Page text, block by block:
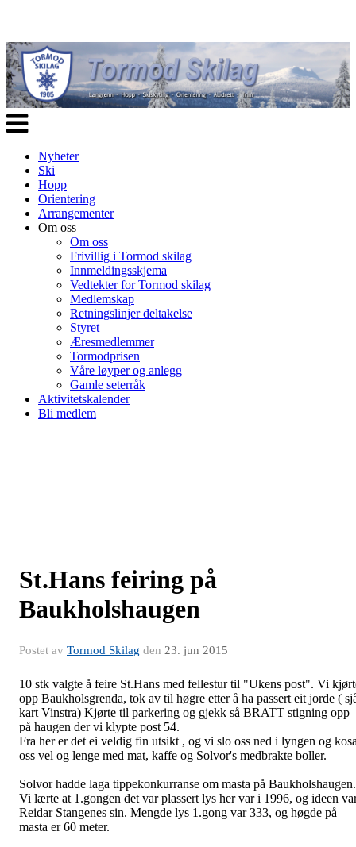
Veksle
navigasjon
Nyheter
Ski
Hopp
Orientering
Arrangementer
Om oss
Om oss
Frivillig i Tormod skilag
Innmeldingsskjema
Vedtekter for Tormod skilag
Medlemskap
Retningslinjer deltakelse
Styret
Æresmedlemmer
Tormodprisen
Våre løyper og anlegg
Gamle seterråk
Aktivitetskalender
Bli medlem
St.Hans feiring på
Baukholshaugen
Postet av Tormod Skilag den 23. jun 2015
10 stk valgte å feire St.Hans med fellestur til "Ukens post". Vi
opp Baukholsgrenda, tok av til høgre etter å ha passert eit jorde (
kart Vinstra) Kjørte til parkering og gjekk så BRATT stigning opp
på haugen der vi klypte post 54.
Fra her er det ei veldig fin utsikt , og vi slo oss ned i lyngen og
oss vel og lenge med mat, kaffe og Solvor's medbrakte boller.
Solvor hadde laga tippekonkurranse om masta på Baukholshaugen.
Vi lærte at 1.gongen det var plassert lys her var i 1996, og ideen
Reidar Stangenes sin. Mengde lys 1.gong var 333, og høgde på
masta er 60 meter.